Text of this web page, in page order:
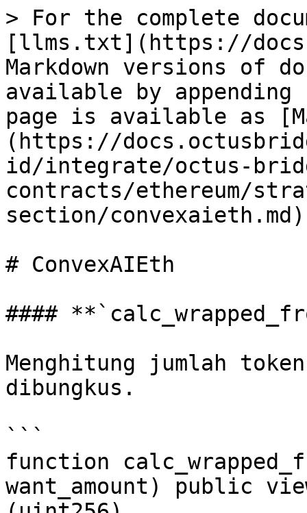
> For the complete
[llms.txt](https://
Markdown versions of
available by
page is available as
(https://
id/integrate/octus-
contracts/ethereum/
section/
# ConvexAIEth
####
Menghitung jumlah
dibungkus.
```
function
want_amount) public